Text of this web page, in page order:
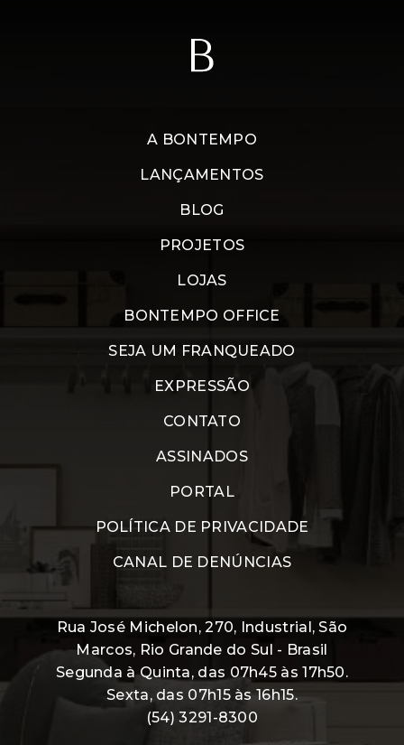
A BONTEMPO
LANÇAMENTOS
BLOG
PROJETOS
LOJAS
BONTEMPO OFFICE
SEJA UM FRANQUEADO
EXPRESSÃO
CONTATO
ASSINADOS
PORTAL
POLÍTICA DE PRIVACIDADE
CANAL DE DENÚNCIAS
Rua José Michelon, 270, Industrial, São
Marcos, Rio Grande do Sul - Brasil
Segunda à Quinta, das 07h45 às 17h50.
Sexta, das 07h15 às 16h15.
(54) 3291-8300